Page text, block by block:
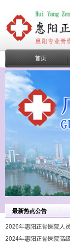
首页
最新热点公告
2026年惠阳正骨医院人
2024年惠阳正骨医院高